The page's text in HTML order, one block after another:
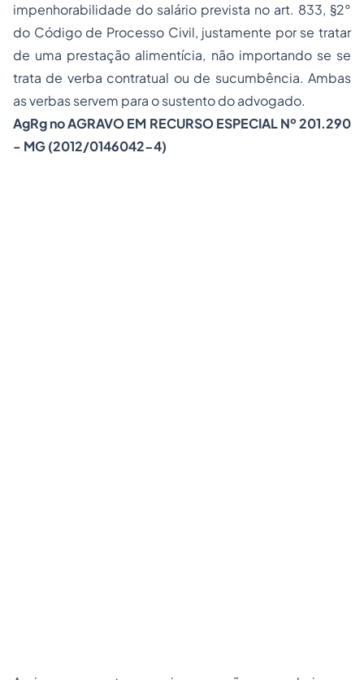
impenhorabilidade do salário prevista no art. 833, §2°
do Código de Processo Civil, justamente por se tratar
de uma prestação alimentícia, não importando se se
trata de verba contratual ou de sucumbência. Ambas
as verbas servem para o sustento do advogado.
AgRg no AGRAVO EM RECURSO ESPECIAL Nº 201.290
- MG (2012/0146042-4)